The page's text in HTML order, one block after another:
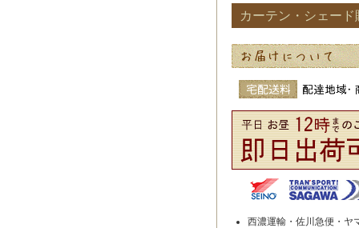
カーテン・シェー
西濃運輸・佐川急便・ヤ